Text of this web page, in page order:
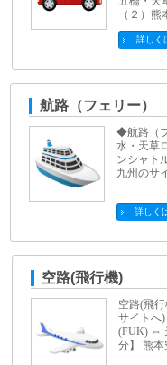
（２）
詳しく
航路（フェリー）
◆航路（
水・天草
ンシャト
九州のサ
詳しく
空路(飛行機)
空路(飛
サイトへ
(FUK) ⇔
分】 熊